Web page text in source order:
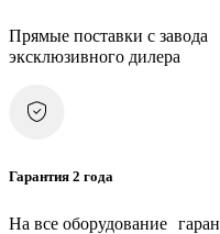
Прямые поставки с завода
эксклюзивного дилера
Гарантия 2 года
На все оборудование